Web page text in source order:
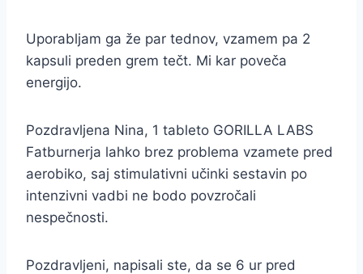
Uporabljam ga že par tednov, vzamem pa 2
kapsuli preden grem tečt. Mi kar poveča
energijo.
Pozdravljena Nina, 1 tableto GORILLA LABS
Fatburnerja lahko brez problema vzamete pred
aerobiko, saj stimulativni učinki sestavin po
intenzivni vadbi ne bodo povzročali
nespečnosti.
Pozdravljeni, napisali ste, da se 6 ur pred